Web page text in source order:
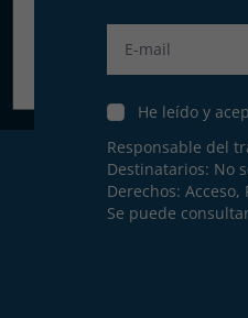
He leído y
Responsable del
Destinatarios: No
Derechos:
Se puede